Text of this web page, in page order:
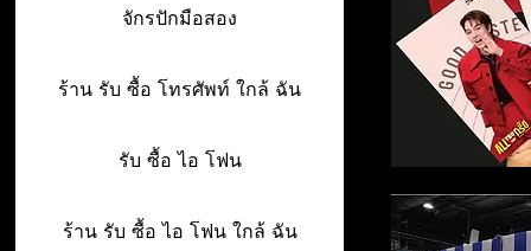
จักรปักมือสอง
ร้าน รับ ซื้อ โทรศัพท์ ใกล้ ฉัน
รับ ซื้อ ไอ โฟน
ร้าน รับ ซื้อ ไอ โฟน ใกล้ ฉัน